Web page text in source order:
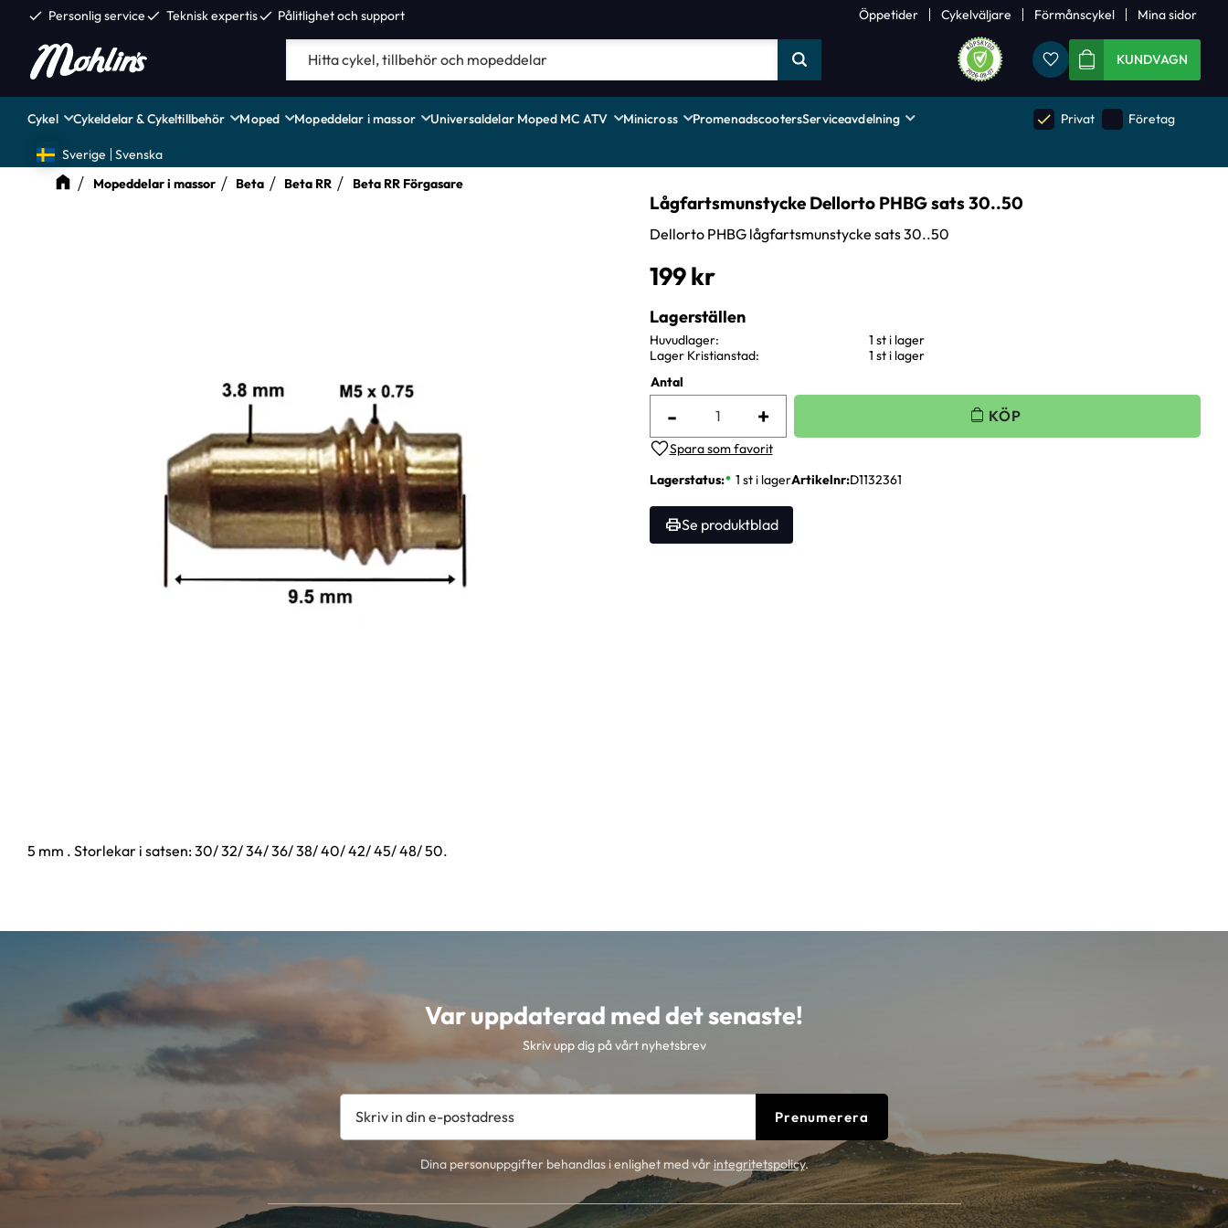
check Personlig servicecheck Teknisk expertischeck Pålitlighet och support Öppetider Cykelväljare Förmånscykel Mina sidor
FavoriterKUNDVAGN
Cykel Cykeldelar & Cykeltillbehör Moped Mopeddelar i massor Universaldelar Moped MC ATV Minicross PromenadscootersServiceavdelning done Privat Företag
Sverige
Svenska
Mopeddelar i massor
Beta Beta RR Beta RR Förgasare
Lågfartsmunstycke Dellorto PHBG sats 30..50
Dellorto PHBG lågfartsmunstycke sats 30..50
199kr
Antal
+
-
Lägg till i favoriter
Lagerstatus 1 st i lagerArtikelnr D1132361
Se produktblad
Lagerställen
Huvudlager
1 st i lager
Lager Kristianstad
1 st i lager
5 mm . Storlekar i satsen: 30/ 32/ 34/ 36/ 38/ 40/ 42/ 45/ 48/ 50.
Var uppdaterad med det senaste!
Skriv upp dig på vårt nyhetsbrev
Prenumerera
Dina personuppgifter behandlas i enlighet med vårintegritetspolicy.